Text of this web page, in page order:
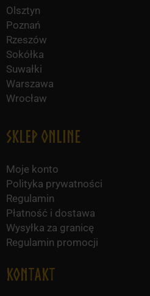
Olsztyn
Poznań
Rzeszów
Sokółka
Suwałki
Warszawa
Wrocław
Sklep online
Moje konto
Polityka prywatności
Regulamin
Płatność i dostawa
Wysyłka za granicę
Regulamin promocji
KONTAKT